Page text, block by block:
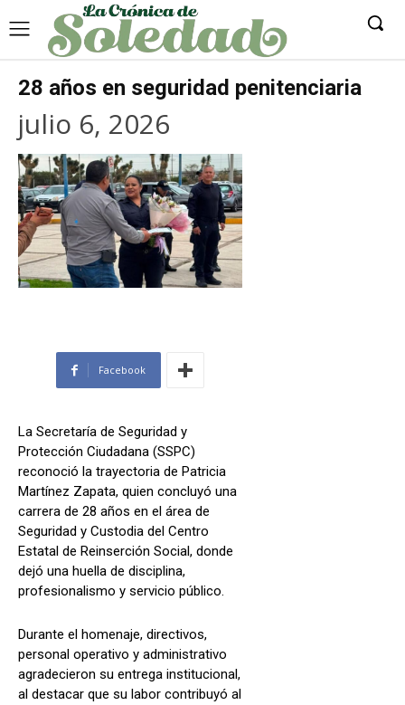
28 años en seguridad penitenciaria
julio 6, 2026
Facebook
La Secretaría de Seguridad y
Protección Ciudadana (SSPC)
reconoció la trayectoria de Patricia
Martínez Zapata, quien concluyó una
carrera de 28 años en el área de
Seguridad y Custodia del Centro
Estatal de Reinserción Social, donde
dejó una huella de disciplina,
profesionalismo y servicio público.
Durante el homenaje, directivos,
personal operativo y administrativo
agradecieron su entrega institucional,
al destacar que su labor contribuyó al